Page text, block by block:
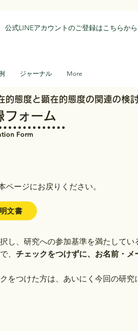
公式LINEアカウントのご登録はこちらか
ジャーナル More
的態度と顕在的態度の関連の検討
フォーム
Form
ージにお戻りください。
文書
し、研究への参加基準を満たして
、 チェックをつけずに、お名前・メ
をつけた方は、あいにく今回の研究